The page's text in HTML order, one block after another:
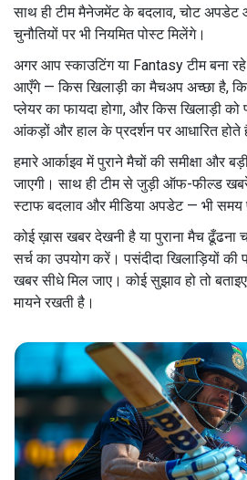
साथ ही टीम मैनेजमेंट के बदलाव, चोट अपडेट
चुनौतियों पर भी नियमित पोस्ट मिलेंगे।
अगर आप स्काउटिंग या Fantasy टीम बना
आएँगे — किस खिलाड़ी का मैचअप अच्छा है,
प्लेयर का फायदा होगा, और किस खिलाड़ी
आंकड़ों और हाल के प्रदर्शन पर आधारित होते
हमारे आर्काइव में पुराने मैचों की समीक्षा और
जाएगी। साथ ही टीम से जुड़ी ऑफ-फील्ड
स्टाफ बदलाव और मीडिया अपडेट — भी समय
कोई ख़ास खबर देखनी है या पुराना मैच ढूँढना
सर्च का उपयोग करें। पसंदीदा खिलाड़ियों
खबर सीधे मिल जाए। कोई सुझाव हो तो
मायने रखती है।